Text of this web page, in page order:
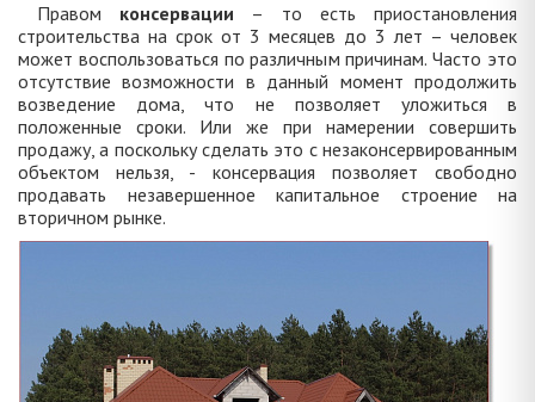
Правом консервации – то есть приостановления
строительства на срок от 3 месяцев до 3 лет – человек
может воспользоваться по различным причинам. Часто это
отсутствие возможности в данный момент продолжить
возведение дома, что не позволяет уложиться в
положенные сроки. Или же при намерении совершить
продажу, а поскольку сделать это с незаконсервированным
объектом нельзя, - консервация позволяет свободно
продавать незавершенное капитальное строение на
вторичном рынке.